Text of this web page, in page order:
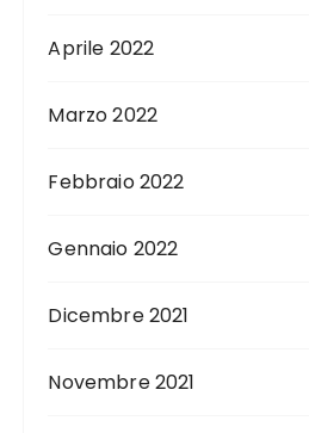
Aprile 2022
Marzo 2022
Febbraio 2022
Gennaio 2022
Dicembre 2021
Novembre 2021